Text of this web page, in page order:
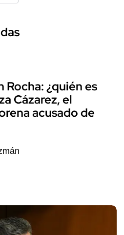
Rocha: ¿quién es
Cázarez, el
acusado de